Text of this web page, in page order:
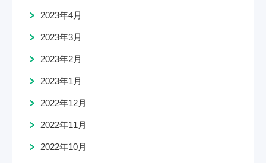
2023年4月
2023年3月
2023年2月
2023年1月
2022年12月
2022年11月
2022年10月